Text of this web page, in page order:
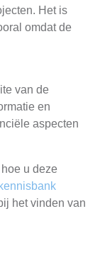
Het is
omdat de
van de
en
aspecten
u deze
kennisbank
het vinden van